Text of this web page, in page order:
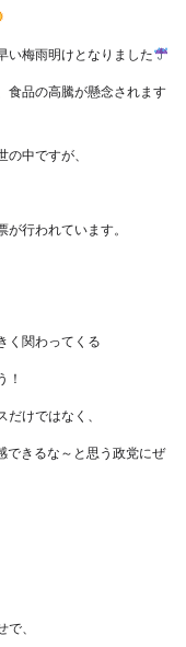
い梅雨明けとなりました
食品の高騰が懸念されます
中ですが、
行われています。
く関わってくる
！
けではなく、
できるな～と思う政党にぜ
、